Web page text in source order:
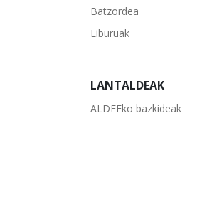
Batzordea
Liburuak
LANTALDEAK
ALDEEko bazkideak